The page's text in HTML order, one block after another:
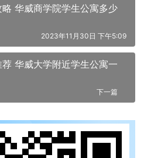
华威商学院学生公寓多少
2023年11月30日 下午5:09
华威大学附近学生公寓一
下一篇